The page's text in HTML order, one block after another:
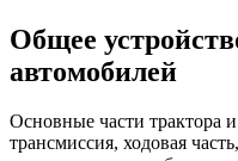
Общее
автомобилей
Основные части трактора
трансмиссия, ходовая